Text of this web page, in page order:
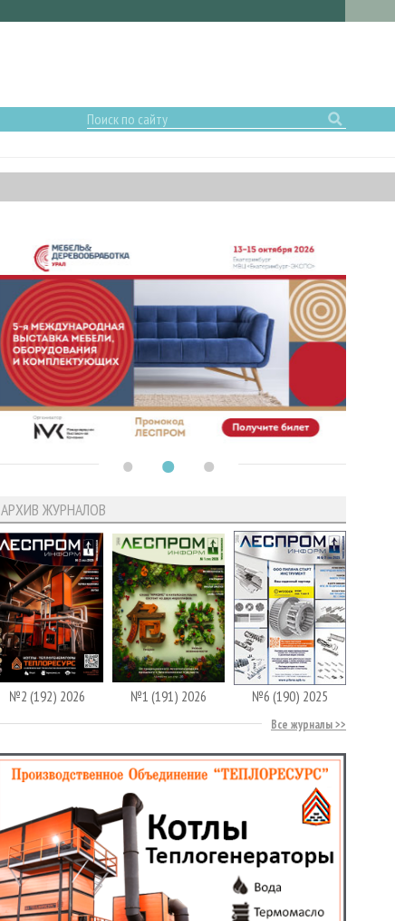
АРХИВ ЖУРНАЛОВ
№2 (192) 2026 №1 (191) 2026 №6 (190) 2025
Все журналы